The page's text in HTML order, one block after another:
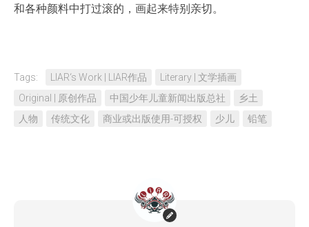
和各种颜料中打过滚的，画起来特别亲切。
Tags: LIAR‘s Work | LIAR作品
Literary | 文学插画
Original | 原创作品
中国少年儿童新闻出版总社
乡土
人物
传统文化 商业或出版使用-可授权 少儿 铅笔